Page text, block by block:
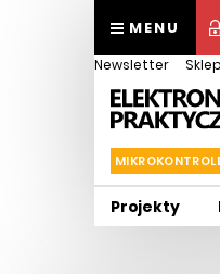
MENU
Newsletter
Projekty